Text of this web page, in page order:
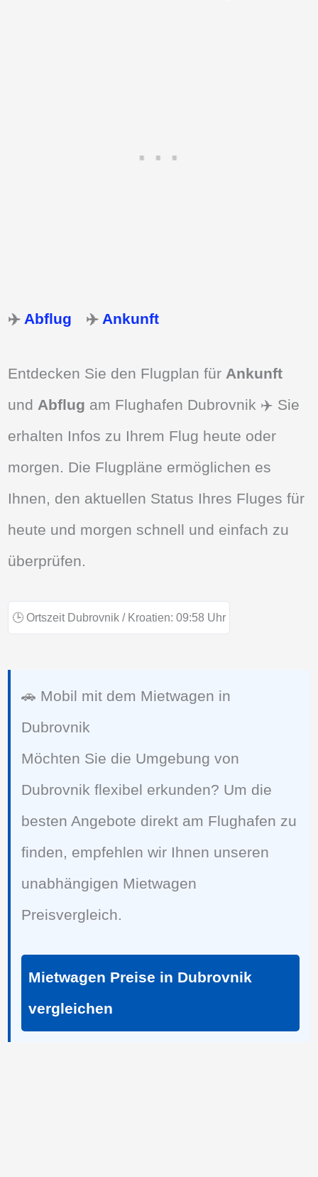
✈️ Abflug ✈️ Ankunft
Entdecken Sie den Flugplan für Ankunft
und Abflug am Flughafen Dubrovnik ✈️ Sie
erhalten Infos zu Ihrem Flug heute oder
morgen. Die Flugpläne ermöglichen es
Ihnen, den aktuellen Status Ihres Fluges für
heute und morgen schnell und einfach zu
überprüfen.
🕒 Ortszeit Dubrovnik / Kroatien: 09:58 Uhr
🚗 Mobil mit dem Mietwagen in
Dubrovnik
Möchten Sie die Umgebung von
Dubrovnik flexibel erkunden? Um die
besten Angebote direkt am Flughafen zu
finden, empfehlen wir Ihnen unseren
unabhängigen Mietwagen
Preisvergleich.
Mietwagen Preise in Dubrovnik
vergleichen